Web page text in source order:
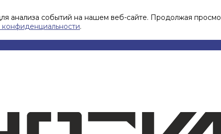
анализа событий на нашем веб-сайте. Продолжая
.